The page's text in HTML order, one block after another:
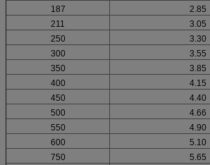
187
2.85
211
3.05
250
3.30
300
3.55
350
3.85
400
4.15
450
4.40
500
4.66
550
4.90
600
5.10
750
5.65